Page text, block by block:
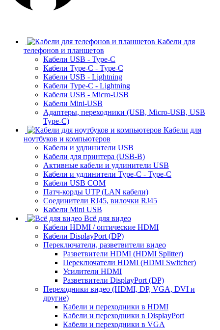
Кабели для
телефонов и планшетов
Кабели USB - Type-C
Кабели Type-C - Type-C
Кабели USB - Lightning
Кабели Type-C - Lightning
Кабели USB - Micro-USB
Кабели Mini-USB
Адаптеры, переходники (USB, Micro-USB, USB
Type-C)
Кабели для
ноутбуков и компьютеров
Кабели и удлинители USB
Кабели для принтера (USB-B)
Активные кабели и удлинители USB
Кабели и удлинители Type-C - Type-C
Кабели USB COM
Патч-корды UTP (LAN кабели)
Соединители RJ45, вилочки RJ45
Кабели Mini USB
Всё для видео
Кабели HDMI / оптические HDMI
Кабели DisplayPort (DP)
Переключатели, разветвители видео
Разветвители HDMI (HDMI Splitter)
Переключатели HDMI (HDMI Switcher)
Усилители HDMI
Разветвители DisplayPort (DP)
Переходники видео (HDMI, DP, VGA, DVI и
другие)
Кабели и переходники в HDMI
Кабели и переходники в DisplayPort
Кабели и переходники в VGA